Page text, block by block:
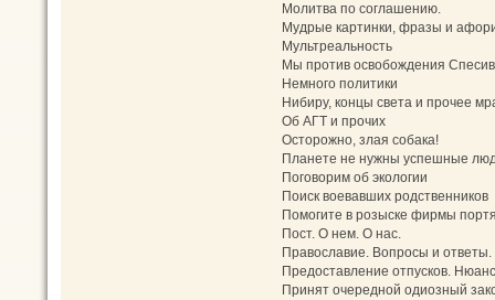
Молитва по соглашению.
Мудрые картинки, фразы и
Мультреальность
Мы против освобождения
Немного политики
Нибиру, концы света и прочее
Об АГТ и прочих
Осторожно, злая собака!
Планете не нужны успешные
Поговорим об экологии
Поиск воевавших родственников
Помогите в розыске фирмы
Пост. О нем. О нас.
Православие. Вопросы и ответы.
Предоставление отпусков.
Принят очередной одиозный